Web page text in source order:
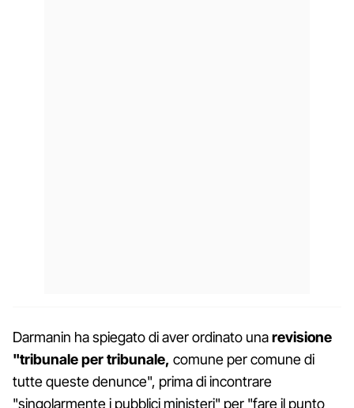
Darmanin ha spiegato di aver ordinato unarevisione
"tribunale per tribunale, comune per comune di
tutte queste denunce", prima di incontrare
"singolarmente i pubblici ministeri" per "fare il punto